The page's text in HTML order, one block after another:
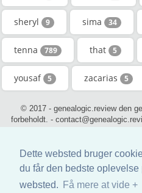
Dette websted bruger
du får den bedste oplevelse
websted.
Få mere at vide +
sheryl 9 sima 34
tenna 789 that 5
yousaf 5 zacarias 5
© 2017 - genealogic.review den
forbeholdt. -